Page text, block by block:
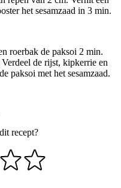
het sesamzaad in 3 min.
roerbak de paksoi 2 min.
de rijst, kipkerrie en
paksoi met het sesamzaad.
recept?